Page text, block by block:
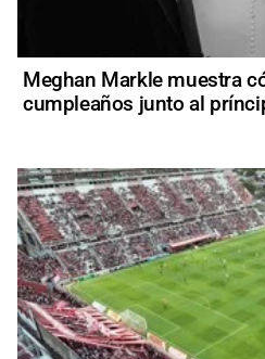
Meghan Markle muestra
cumpleaños junto al